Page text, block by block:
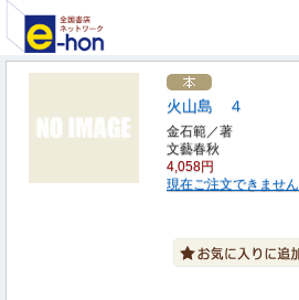
火山島 ４
金石範／著
文藝春秋
4,058円
現在ご注文できません